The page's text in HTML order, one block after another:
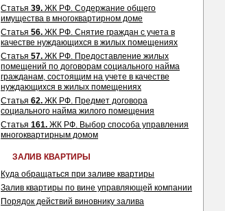
Статья 39. ЖК РФ. Содержание общего
имущества в многоквартирном доме
Статья 56. ЖК РФ. Снятие граждан с учета в
качестве нуждающихся в жилых помещениях
Статья 57. ЖК РФ. Предоставление жилых
помещений по договорам социального найма
гражданам, состоящим на учете в качестве
нуждающихся в жилых помещениях
Статья 62. ЖК РФ. Предмет договора
социального найма жилого помещения
Статья 161. ЖК РФ. Выбор способа управления
многоквартирным домом
ЗАЛИВ КВАРТИРЫ
Куда обращаться при заливе квартиры
Залив квартиры по вине управляющей компании
Порядок действий виновнику залива